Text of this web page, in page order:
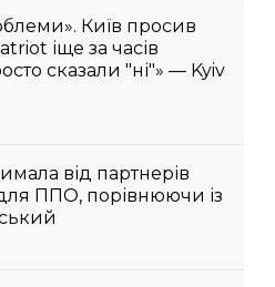
Київ просив
іще за часів
сказали "ні"» — Kyiv
від партнерів
ППО, порівнюючи із